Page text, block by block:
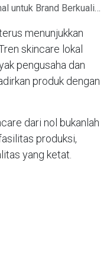
Brand Berkualitas
menunjukkan
skincare lokal
pengusaha dan
produk dengan
dari nol bukanlah
produksi,
yang ketat.